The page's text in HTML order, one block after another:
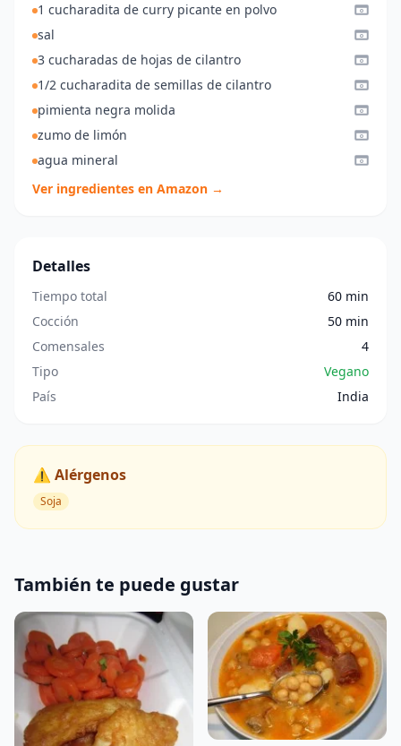
1 cucharadita de curry picante en polvo
sal
3 cucharadas de hojas de cilantro
1/2 cucharadita de semillas de cilantro
pimienta negra molida
zumo de limón
agua mineral
Ver ingredientes en Amazon →
Detalles
Tiempo total
60 min
Cocción
50 min
Comensales
4
Tipo
Vegano
País
India
⚠️ Alérgenos
Soja
También te puede gustar